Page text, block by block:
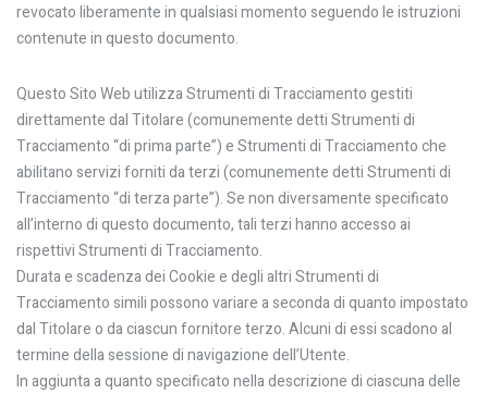
revocato liberamente in qualsiasi momento seguendo le istruzioni
contenute in questo documento.
Questo Sito Web utilizza Strumenti di Tracciamento gestiti
direttamente dal Titolare (comunemente detti Strumenti di
Tracciamento “di prima parte”) e Strumenti di Tracciamento che
abilitano servizi forniti da terzi (comunemente detti Strumenti di
Tracciamento “di terza parte”). Se non diversamente specificato
all’interno di questo documento, tali terzi hanno accesso ai
rispettivi Strumenti di Tracciamento.
Durata e scadenza dei Cookie e degli altri Strumenti di
Tracciamento simili possono variare a seconda di quanto impostato
dal Titolare o da ciascun fornitore terzo. Alcuni di essi scadono al
termine della sessione di navigazione dell’Utente.
In aggiunta a quanto specificato nella descrizione di ciascuna delle